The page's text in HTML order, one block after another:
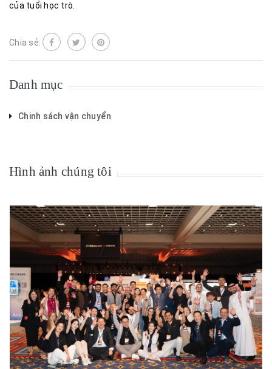
của tuổi học trò.
Chia sẻ:
Danh mục
Chinh sách vận chuyển
Hình ảnh chúng tôi